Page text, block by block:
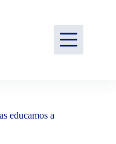
educamos a